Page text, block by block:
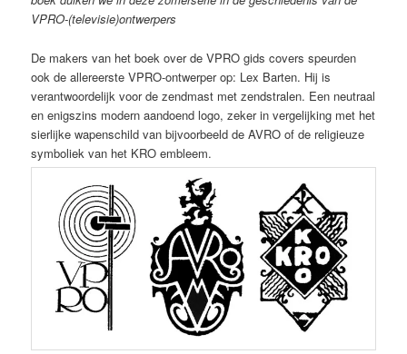
VPRO-(televisie)ontwerpers
De makers van het boek over de VPRO gids covers speurden
ook de allereerste VPRO-ontwerper op: Lex Barten. Hij is
verantwoordelijk voor de zendmast met zendstralen. Een neutraal
en enigszins modern aandoend logo, zeker in vergelijking met het
sierlijke wapenschild van bijvoorbeeld de AVRO of de religieuze
symboliek van het KRO embleem.